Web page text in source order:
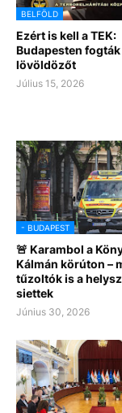
BELFÖLD
Ezért is kell a TEK:
Budapesten fogták
lövöldözőt
Július 15, 2026
- BUDAPEST
🚨 Karambol a
Kálmán körúton –
tűzoltók is a
siettek
Június 30, 2026